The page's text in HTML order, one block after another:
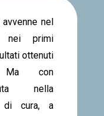
nel
nei primi
ottenuti
Ma con
nella
di cura, a